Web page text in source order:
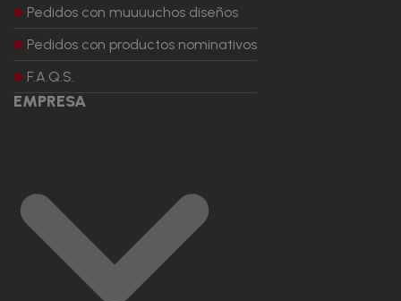
Pedidos con muuuuchos diseños
Pedidos con productos nominativos
F.A.Q.S.
EMPRESA